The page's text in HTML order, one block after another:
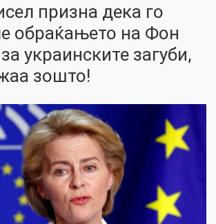
призна дека го
обраќањето на Фон
украинските загуби,
зошто!